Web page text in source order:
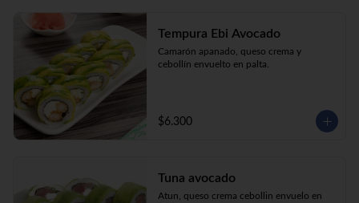
Tempura Ebi Avocado
Camarón apanado, queso crema y
cebollín envuelto en palta.
$6.300
Tuna avocado
Atun, queso crema cebollin envuelo en